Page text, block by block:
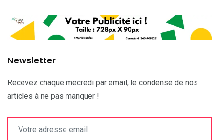
Newsletter
Recevez chaque mecredi par email, le condensé de nos
articles à ne pas manquer !